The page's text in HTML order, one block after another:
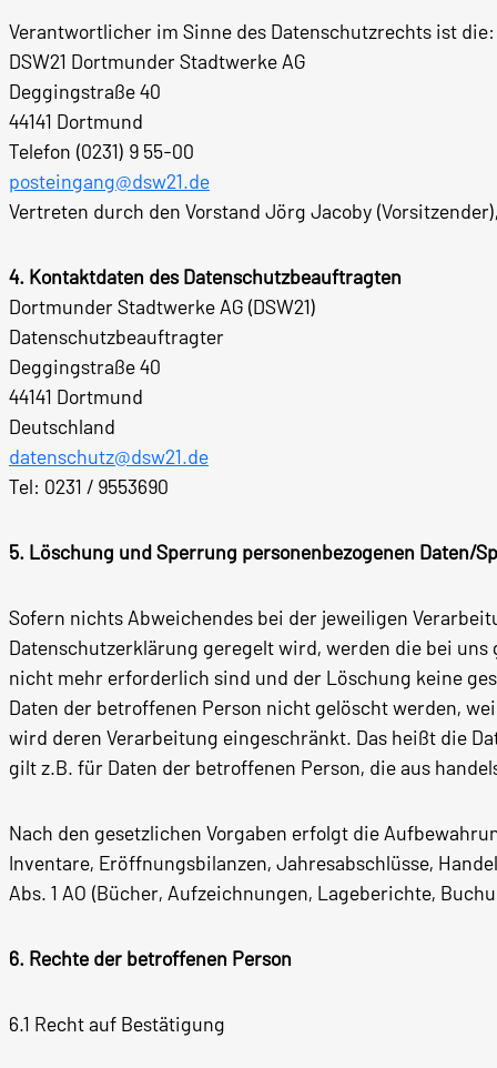
Verantwortlicher im Sinne des Datenschutzrechts ist die:
DSW21 Dortmunder Stadtwerke AG
Deggingstraße 40
44141 Dortmund
Telefon (0231) 9 55-00
posteingang@dsw21.de
Vertreten durch den Vorstand Jörg Jacoby
4. Kontaktdaten des Datenschutzbeauftragten
Dortmunder Stadtwerke AG (DSW21)
Datenschutzbeauftragter
Deggingstraße 40
44141 Dortmund
Deutschland
datenschutz@dsw21.de
Tel: 0231 / 9553690
5. Löschung und Sperrung personenbezogenen Daten/
Sofern nichts Abweichendes bei der jeweiligen
Datenschutzerklärung geregelt wird, werden die bei
nicht mehr erforderlich sind und der Löschung keine
Daten der betroffenen Person nicht gelöscht werden,
wird deren Verarbeitung eingeschränkt. Das heißt die
gilt z.B. für Daten der betroffenen Person, die aus
Nach den gesetzlichen Vorgaben erfolgt die
Inventare, Eröffnungsbilanzen, Jahresabschlüsse,
Abs. 1 AO (Bücher, Aufzeichnungen, Lageberichte,
6. Rechte der betroffenen Person
6.1 Recht auf Bestätigung